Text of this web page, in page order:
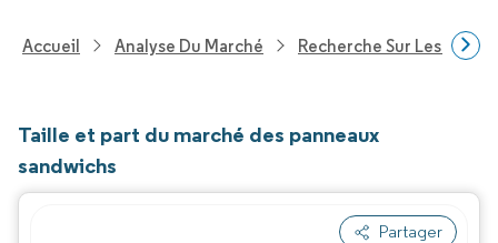
Accueil Analyse Du Marché Recherche Sur Les
Taille et part du marché des panneaux
sandwichs
Partager